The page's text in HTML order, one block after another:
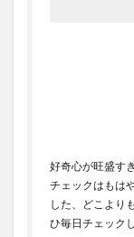
好奇心が旺盛す
チェックはもは
した、どこより
ひ毎日チェック